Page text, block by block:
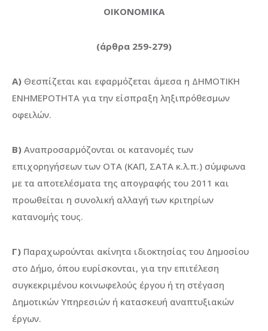
ΟΙΚΟΝΟΜΙΚΑ
(άρθρα 259-279)
Α) Θεσπίζεται και εφαρμόζεται άμεσα η ΔΗΜΟΤΙΚΗ
ΕΝΗΜΕΡΟΤΗΤΑ για την είσπραξη ληξιπρόθεσμων
οφειλών.
Β) Αναπροσαρμόζονται οι κατανομές των
επιχορηγήσεων των ΟΤΑ (ΚΑΠ, ΣΑΤΑ κ.λ.π.) σύμφωνα
με τα αποτελέσματα της απογραφής του 2011 και
προωθείται η συνολική αλλαγή των κριτηρίων
κατανομής τους.
Γ) Παραχωρούνται ακίνητα ιδιοκτησίας του Δημοσίου
στο Δήμο, όπου ευρίσκονται, για την επιτέλεση
συγκεκριμένου κοινωφελούς έργου ή τη στέγαση
Δημοτικών Υπηρεσιών ή κατασκευή αναπτυξιακών
έργων.